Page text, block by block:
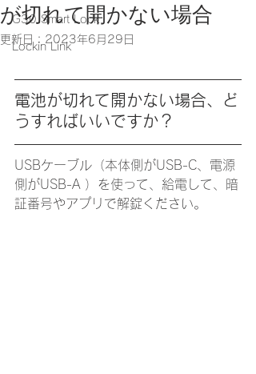
G30 Smart Lock
Lockin Link
が切れて開かない場合
更新日： 2023年6月29日
電池が切れて開かない場合、ど
うすればいいですか？
​USBケーブル（本体側がUSB-C、電源
側がUSB-A ）を使って、給電して、暗
証番号やアプリで解錠ください。